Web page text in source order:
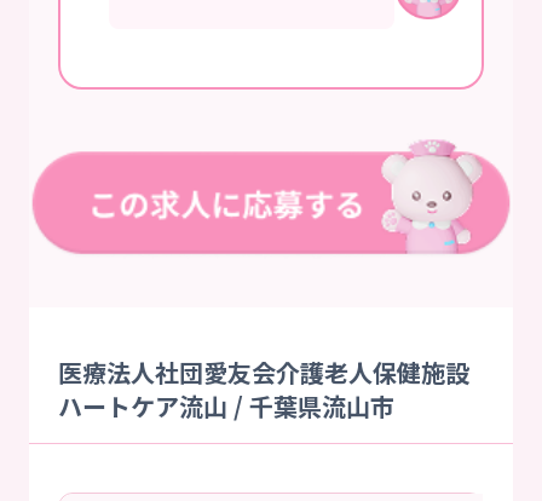
医療法人社団愛友会介護老人保健施設
ハートケア流山 / 千葉県流山市